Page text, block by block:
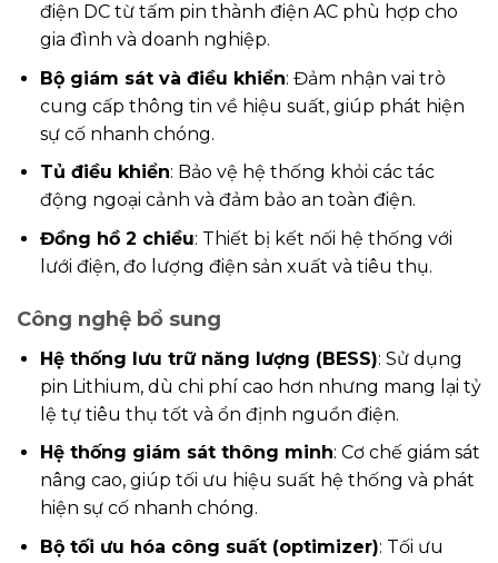
điện DC từ tấm pin thành điện AC phù hợp cho
gia đình và doanh nghiệp.
Bộ giám sát và điều khiển: Đảm nhận vai trò
cung cấp thông tin về hiệu suất, giúp phát hiện
sự cố nhanh chóng.
Tủ điều khiển: Bảo vệ hệ thống khỏi các tác
động ngoại cảnh và đảm bảo an toàn điện.
Đồng hồ 2 chiều: Thiết bị kết nối hệ thống với
lưới điện, đo lượng điện sản xuất và tiêu thụ.
Công nghệ bổ sung
Hệ thống lưu trữ năng lượng (BESS): Sử dụng
pin Lithium, dù chi phí cao hơn nhưng mang lại tỷ
lệ tự tiêu thụ tốt và ổn định nguồn điện.
Hệ thống giám sát thông minh: Cơ chế giám sát
nâng cao, giúp tối ưu hiệu suất hệ thống và phát
hiện sự cố nhanh chóng.
Bộ tối ưu hóa công suất (optimizer): Tối ưu